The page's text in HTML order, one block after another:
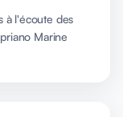
à l'écoute des
Marine